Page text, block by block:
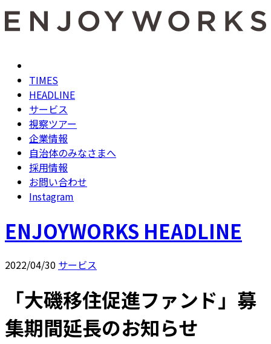
TIMES
HEADLINE
サービス
視察ツアー
企業情報
自治体のみなさまへ
採用情報
お問い合わせ
Instagram
ENJOYWORKS HEADLINE
2022/04/30 サービス
「大磯移住促進ファンド」募
集期間延長のお知らせ